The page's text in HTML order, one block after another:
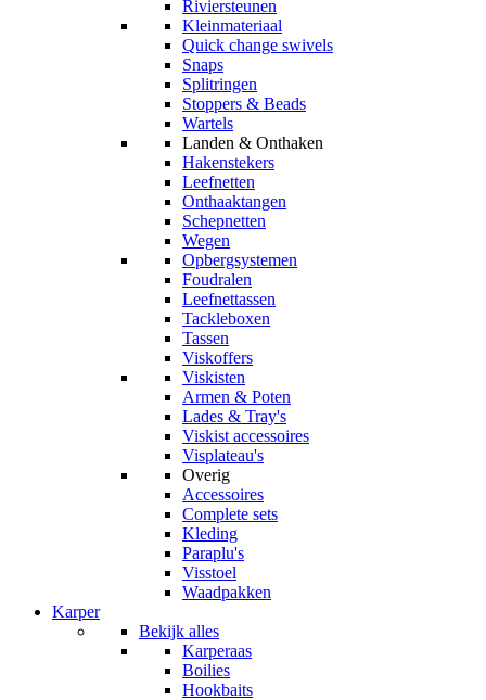
Riviersteunen
Kleinmateriaal
Quick change swivels
Snaps
Splitringen
Stoppers & Beads
Wartels
Landen & Onthaken
Hakenstekers
Leefnetten
Onthaaktangen
Schepnetten
Wegen
Opbergsystemen
Foudralen
Leefnettassen
Tackleboxen
Tassen
Viskoffers
Viskisten
Armen & Poten
Lades & Tray's
Viskist accessoires
Visplateau's
Overig
Accessoires
Complete sets
Kleding
Paraplu's
Visstoel
Waadpakken
Karper
Bekijk alles
Karperaas
Boilies
Hookbaits